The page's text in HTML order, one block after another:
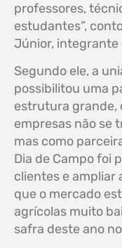
professores,
estudantes”,
Júnior, integrante
Segundo ele, a
possibilitou uma
estrutura grande,
empresas não se
mas como
Dia de Campo foi
clientes e ampliar
que o mercado
agrícolas muito
safra deste ano